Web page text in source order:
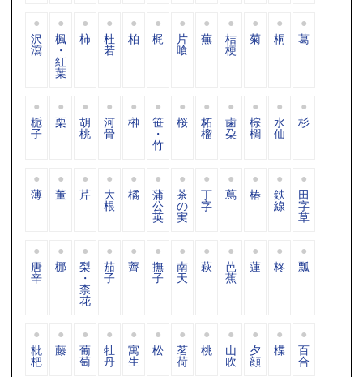
沢
瀉
楓
・
紅
葉
柿 杜
若
柏 梶 片
喰
蕪 桔
梗
菊 桐 葛
栀
子
栗 胡
桃
河
骨
榊 笹
・
竹
桜 柘
榴
歯
朶
棕
櫚
水
仙
杉
薄 董 芹 大
根
橘 蒲
公
英
茶
の
実
丁
字
蔦 椿 鉄
線
田
字
草
唐
辛
梛 梨
・
柰
花
茄
子
薺 撫
子
南
天
萩 芭
蕉
蓮 柊 瓢
枇
杷
藤 葡
萄
牡
丹
寓
生
松 茗
荷
桃 山
吹
夕
顔
楪 百
合